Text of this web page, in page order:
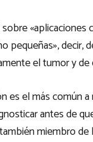
pequeñas», decir,
el tumor y
es el más común
antes de
miembro de